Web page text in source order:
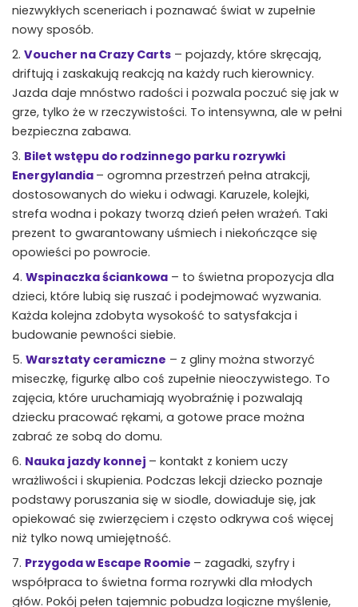
niezwykłych sceneriach i poznawać świat w zupełnie
nowy sposób.
Voucher na Crazy Carts – pojazdy, które skręcają,
driftują i zaskakują reakcją na każdy ruch kierownicy.
Jazda daje mnóstwo radości i pozwala poczuć się jak w
grze, tylko że w rzeczywistości. To intensywna, ale w pełni
bezpieczna zabawa.
Bilet wstępu do rodzinnego parku rozrywki
Energylandia – ogromna przestrzeń pełna atrakcji,
dostosowanych do wieku i odwagi. Karuzele, kolejki,
strefa wodna i pokazy tworzą dzień pełen wrażeń. Taki
prezent to gwarantowany uśmiech i niekończące się
opowieści po powrocie.
Wspinaczka ściankowa – to świetna propozycja dla
dzieci, które lubią się ruszać i podejmować wyzwania.
Każda kolejna zdobyta wysokość to satysfakcja i
budowanie pewności siebie.
Warsztaty ceramiczne – z gliny można stworzyć
miseczkę, figurkę albo coś zupełnie nieoczywistego. To
zajęcia, które uruchamiają wyobraźnię i pozwalają
dziecku pracować rękami, a gotowe prace można
zabrać ze sobą do domu.
Nauka jazdy konnej – kontakt z koniem uczy
wrażliwości i skupienia. Podczas lekcji dziecko poznaje
podstawy poruszania się w siodle, dowiaduje się, jak
opiekować się zwierzęciem i często odkrywa coś więcej
niż tylko nową umiejętność.
Przygoda w Escape Roomie – zagadki, szyfry i
współpraca to świetna forma rozrywki dla młodych
głów. Pokój pełen tajemnic pobudza logiczne myślenie,